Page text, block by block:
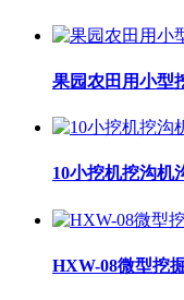
果园农田用小型
10小挖机挖沟机
HXW-08微型挖